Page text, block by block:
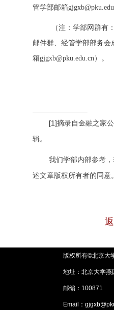
管学部邮箱
（注：学部网群有
邮件群、经管学部部务
箱gjgxb@pku.edu.cn）。
[1]摘录自金融之家
辑。
我们学部内部参考
述文章版权所有者的同意。
版权所有©北京大
地址：北京大学燕
邮编：100871
Email：